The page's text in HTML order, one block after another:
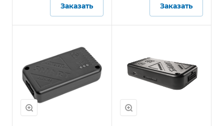
Заказать Заказать